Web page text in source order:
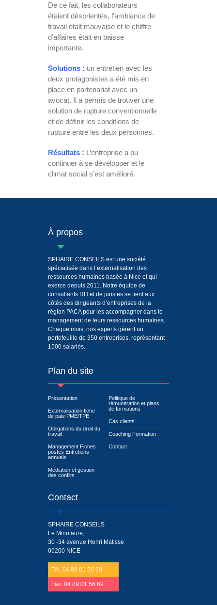
De ce fait, les collaborateurs
étaient désorientés, l’ambiance de
travail était mauvaise et le chiffre
d’affaires était en baisse
importante.
Solutions : un entretien avec les
deux protagonistes a été mis en
place en partenariat avec un
avocat. Il a permis de trouver une
solution de rupture conventionnelle
et de définir les conditions de
rupture entre les deux personnes.
Résultats : L’entreprise a pu
continuer à se développer et le
climat social s’est amélioré.
À propos
SPHAIRE CONSEILS est une société
spécialisée dans l’externalisation des
ressources humaines basée à Nice et qui
exerce depuis 2011. Notre équipe de
consultants RH et de juristes se tient aux
côtés des dirigeants d’entreprises de la
région PACA pour les accompagner dans le
management de leurs ressources humaines.
Chaque mois, nos experts gèrent un
portefeuille de 350 entreprises, représentant
1500 salariés.
Plan du site
Présentation
Externalisation fiche
de paie PME/TPE
Obligations du droit du
travail
Management Fiches
postes Entretiens
annuels
Médiation et gestion
des conflits
Politique de
rémunération et plans
de formations
Cas clients
Coaching Formation
Contact
Contact
SPHAIRE CONSEILS
Le Minotaure,
30 -34 avenue Henri Matisse
06200 NICE
Tél. 04 89 01 56 60
Fax. 04 89 01 56 69